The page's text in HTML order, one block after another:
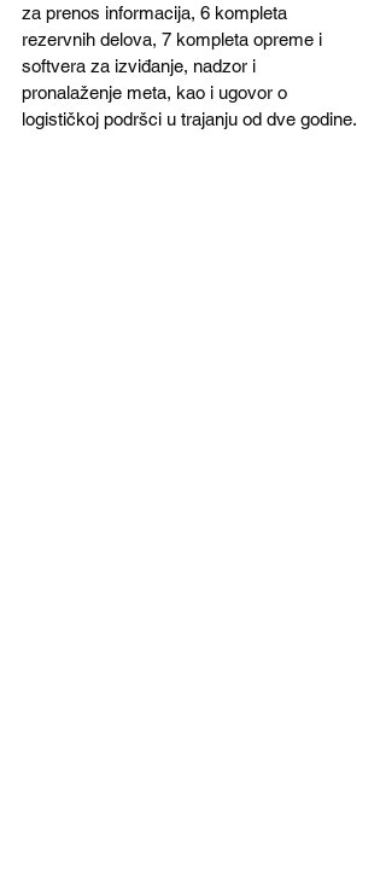
za prenos informacija, 6 kompleta
rezervnih delova, 7 kompleta opreme i
softvera za izviđanje, nadzor i
pronalaženje meta, kao i ugovor o
logističkoj podršci u trajanju od dve godine.